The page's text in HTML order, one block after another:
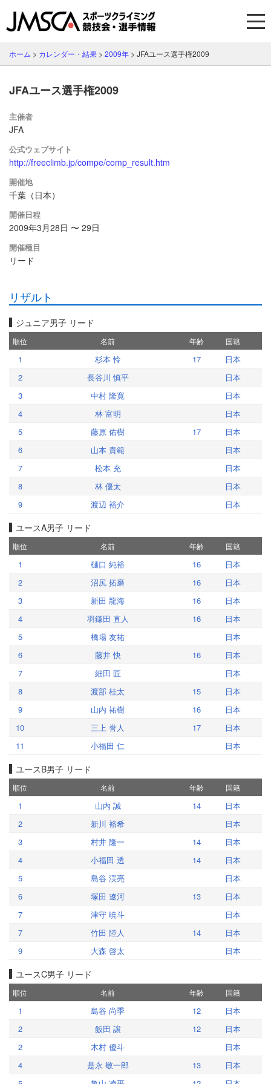
ホーム > カレンダー・結果 > 2009年 > JFAユース選手権2009
JFAユース選手権2009
主催者
JFA
公式ウェブサイト
http://freeclimb.jp/compe/comp_result.htm
開催地
千葉（日本）
開催日程
2009年3月28日 〜 29日
開催種目
リード
リザルト
ジュニア男子 リード
順位 名前 年齢 国籍
1 杉本 怜 17
日本
2
長谷川 慎平
日本
3
中村 隆寛
日本
4
林 富明
日本
5
藤原 佑樹 17
日本
6
山本 貴範
日本
7
松本 充
日本
8
林 優太
日本
9
渡辺 裕介 日本
ユースA男子 リード
順位 名前 年齢 国籍
1 樋口 純裕 16
日本
2
沼尻 拓磨 16
日本
3
新田 龍海 16
日本
4
羽鎌田 直人 16
日本
5
橋場 友祐
日本
6
藤井 快 16
日本
7
細田 匠
日本
8
渡部 桂太 15
日本
9
山内 祐樹 16
日本
10
三上 誉人 17
日本
11
小福田 仁 日本
ユースB男子 リード
順位 名前 年齢 国籍
1 山内 誠 14
日本
2
新川 裕希
日本
3
村井 隆一 14
日本
4
小福田 透 14
日本
5
島谷 渓亮
日本
6
塚田 遼河 13
日本
7
津守 暁斗
日本
7
竹田 陸人 14
日本
9
大森 啓太 日本
ユースC男子 リード
順位 名前 年齢 国籍
1 島谷 尚季 12
日本
2
飯田 譲 12
日本
2
木村 優斗
日本
4
是永 敬一郎 13
日本